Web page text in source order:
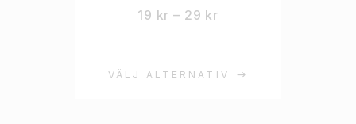
VÄLJ ALTERNATIV
19 kr – 29 kr